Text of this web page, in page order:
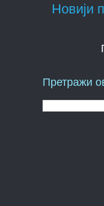
Новији
Претражи